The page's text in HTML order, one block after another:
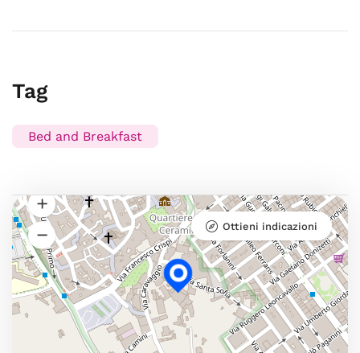
Tag
Bed and Breakfast
Ottieni indicazioni